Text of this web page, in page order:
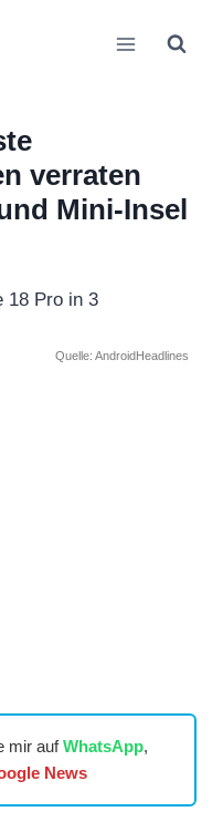
verraten
Mini-Insel
Quelle: AndroidHeadlines
mir aufWhatsApp,
News